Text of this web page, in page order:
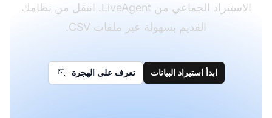
الاستيراد الجماعي من LiveAgent. انتقل من نظامك
القديم بسهولة عبر ملفات CSV.
ابدأ استيراد البيانات تعرف على الهجرة